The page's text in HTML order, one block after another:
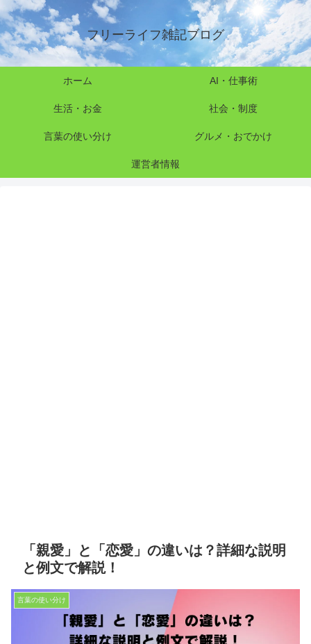
フリーライフ雑記ブログ
ホーム AI・仕事術
生活・お金 社会・制度
言葉の使い分け グルメ・おでかけ
運営者情報
「親愛」と「恋愛」の違いは？詳細な説明
と例文で解説！
言葉の使い分け